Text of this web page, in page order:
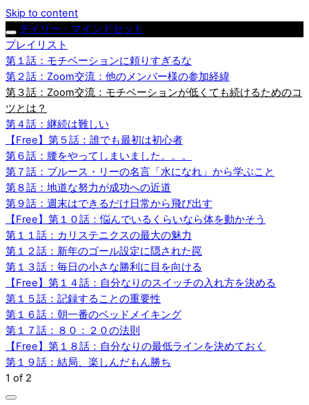
Skip to content
デイリー・マインドセット
プレイリスト
第１話：モチベーションに頼りすぎるな
第２話：Zoom交流：他のメンバー様の参加経緯
第３話：Zoom交流：モチベーションが低くても続けるためのコ
ツとは？
第４話：継続は難しい
【Free】第５話：誰でも最初は初心者
第６話：腰をやってしまいました。。。
第７話：ブルース・リーの名言「水になれ」から学ぶこと
第８話：地道な努力が成功への近道
第９話：週末はできるだけ日常から飛び出す
【Free】第１０話：悩んでいるくらいなら体を動かそう
第１１話：カリステニクスの最大の魅力
第１２話：新年のゴール設定に隠された罠
第１３話：毎日の小さな勝利に目を向ける
【Free】第１４話：自分なりのスイッチの入れ方を決める
第１５話：記録することの重要性
第１６話：朝一番のベッドメイキング
第１７話：８０：２０の法則
【Free】第１８話：自分なりの最低ラインを決めておく
第１９話：結局、楽しんだもん勝ち
1 of 2